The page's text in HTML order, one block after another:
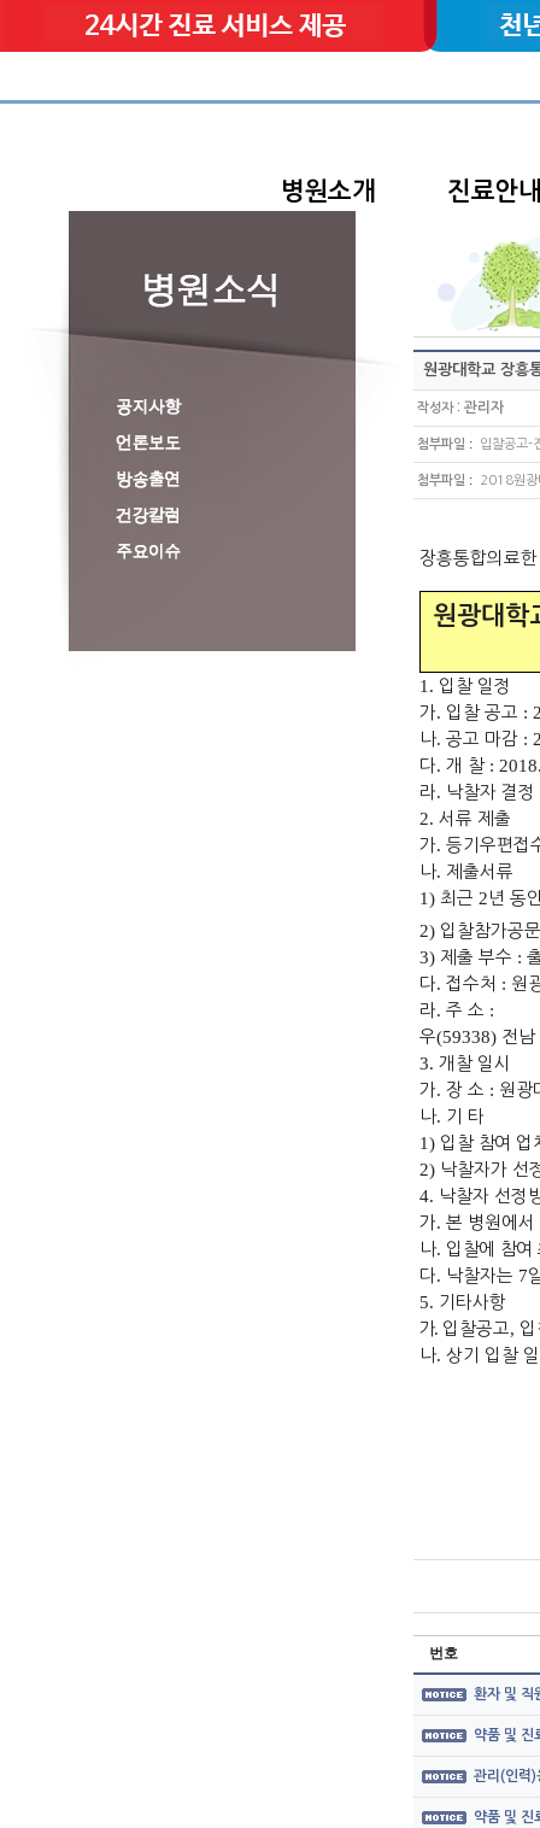
병원소개 진료안내
원광대학교 장흥
작성자: 관리자
첨부파일 : 입찰공고
첨부파일 : 2018원광
장흥통합의료
원광대학
1. 입찰 일정
가. 입찰 공고 :
나. 공고 마감 :
다. 개 찰 :
라. 낙찰자 결정
2. 서류 제출
가. 등기우편접
나. 제출서류
1) 최근 2 년 동
2) 입찰참가공문
3) 제출 부수 :
다. 접수처 : 원
라. 주 소 :
우(59338) 전
3. 개찰 일시
가. 장 소 : 원광
나. 기 타
1) 입찰 참여 업
2) 낙찰자가 선
4. 낙찰자 선정
가. 본 병원에서
나. 입 찰에 참여
다. 낙찰자는 7
5. 기타사항
가. 입찰공고,
나. 상기 입찰
번호
환자 및 직
약품 및 진
관리(인력)
약품 및 진